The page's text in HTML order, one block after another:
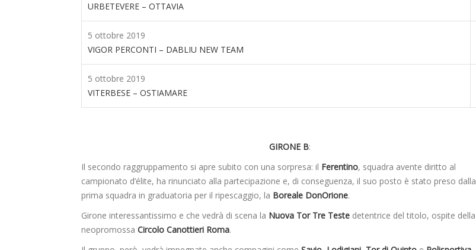
URBETEVERE – OTTAVIA
5 ottobre 2019
VIGOR PERCONTI – DABLIU NEW TEAM
5 ottobre 2019
VITERBESE – OSTIAMARE
GIRONE B:
Il secondo raggruppamento si apre subito con una sorpresa: il Ferentino, squadra avente diritto al
campionato d’élite, ha rinunciato alla partecipazione e, di conseguenza, il suo posto è stato preso dalla
prima squadra in graduatoria per il ripescaggio, la Boreale DonOrione.
Girone interessantissimo e che vedrà di scena la Nuova Tor Tre Teste detentrice del titolo, ospite della
neopromossa Circolo Canottieri Roma.